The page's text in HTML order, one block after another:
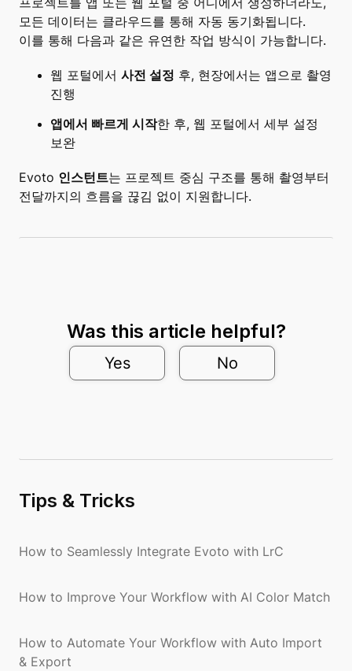
모든 데이터는 클라우드를 통해 자동 동기화됩니다.
이를 통해 다음과 같은 유연한 작업 방식이 가능합니다.
웹 포털에서 사전 설정 후, 현장에서는 앱으로 촬영
진행
앱에서 빠르게 시작한 후, 웹 포털에서 세부 설정
보완
Evoto 인스턴트는 프로젝트 중심 구조를 통해 촬영부터
전달까지의 흐름을 끊김 없이 지원합니다.
Was this article helpful?
Yes No
Tips & Tricks
How to Seamlessly Integrate Evoto with LrC
How to Improve Your Workflow with AI Color Match
How to Automate Your Workflow with Auto Import
& Export